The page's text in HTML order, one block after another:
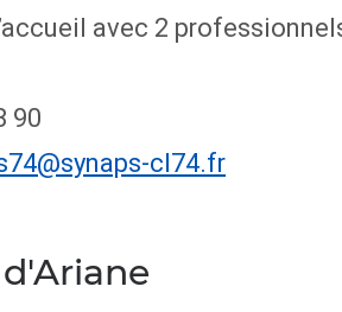
avec 2
90
cl74.fr